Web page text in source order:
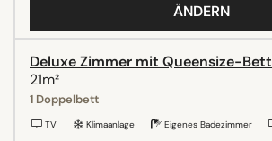
ÄNDERN
Deluxe Zimmer mit Queensize-Bett
21m²
1 Doppelbett
TV Klimaanlage Eigenes Badezimmer